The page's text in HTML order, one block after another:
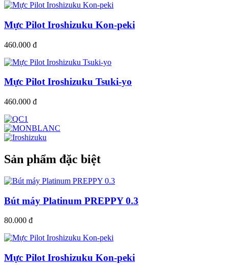
Mực Pilot Iroshizuku Kon-peki
460.000 đ
Mực Pilot Iroshizuku Tsuki-yo
460.000 đ
Sản phẩm đặc biệt
Bút máy Platinum PREPPY 0.3
80.000 đ
Mực Pilot Iroshizuku Kon-peki